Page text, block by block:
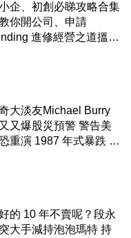
企、初創必睇攻略合集
教你開公司、申請
進修經營之道搵大
大淡友Michael Burry
又爆股災預警 警告美
重演 1987 年式暴跌 企
的 10 年不賣呢？段永
大手減持泡泡瑪特 持